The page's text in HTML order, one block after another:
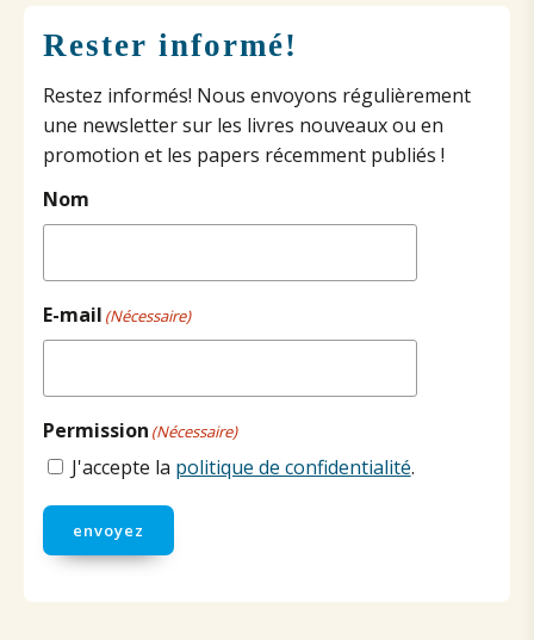
Rester informé!
Restez informés! Nous envoyons régulièrement
une newsletter sur les livres nouveaux ou en
promotion et les papers récemment publiés !
Nom
E-mail (Nécessaire)
Permission (Nécessaire)
J'accepte la politique de confidentialité.
envoyez